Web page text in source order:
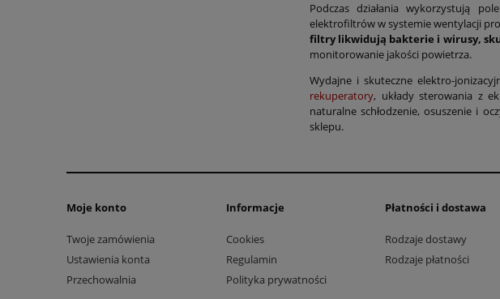
Podczas działania wykorzystują
elektrofiltrów w systemie wentylacji
filtry likwidują bakterie i wirusy,
monitorowanie jakości powietrza.
Wydajne i skuteczne elektro-
rekuperatory, układy sterowania z
naturalne schłodzenie, osuszenie i
sklepu.
Moje konto
Twoje zamówienia
Ustawienia konta
Przechowalnia
Informacje
Cookies
Regulamin
Polityka prywatności
Płatności i dostawa
Rodzaje dostawy
Rodzaje płatności